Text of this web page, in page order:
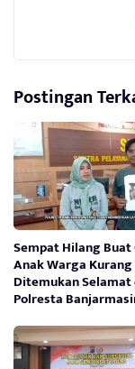
Postingan
Sempat Hilang Buat
Anak Warga
Ditemukan Selamat
Polresta